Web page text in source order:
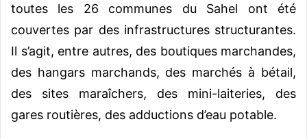
toutes les 26 communes du Sahel ont été
couvertes par des infrastructures structurantes.
Il s’agit, entre autres, des boutiques marchandes,
des hangars marchands, des marchés à bétail,
des sites maraîchers, des mini-laiteries, des
gares routières, des adductions d’eau potable.